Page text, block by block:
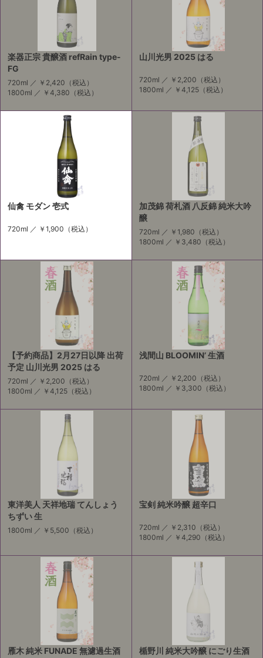
楽器正宗 貴醸酒 refRain type-
FG
720ml ／ ￥2,420 （税込）
1800ml ／ ￥4,380 （税込）
山川光男 2025 はる
720ml ／ ￥2,200 （税込）
1800ml ／ ￥4,125（税込）
仙禽 モダン 壱式
720ml ／ ￥1,900 （税込）
加茂錦 荷札酒 八反錦 純米大吟
醸
720ml ／ ￥1,980 （税込）
1800ml ／ ￥3,480 （税込）
【予約商品】2月27日以降 出荷
予定 山川光男 2025 はる
720ml ／ ￥2,200 （税込）
1800ml ／ ￥4,125 （税込）
浅間山 BLOOMIN’ 生酒
720ml ／ ￥2,200 （税込）
1800ml ／ ￥3,300 （税込）
東洋美人 天祥地瑞 てんしょう
ちずい 生
1800ml ／ ￥5,500 （税込）
宝剣 純米吟醸 超辛口
720ml ／ ￥2,310 （税込）
1800ml ／ ￥4,290 （税込）
雁木 純米 FUNADE 無濾過生酒
楯野川 純米大吟醸 にごり生酒